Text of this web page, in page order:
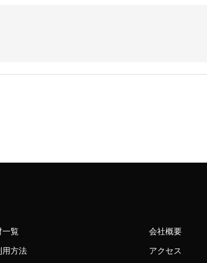
一覧
用方法
会社概要
アクセス